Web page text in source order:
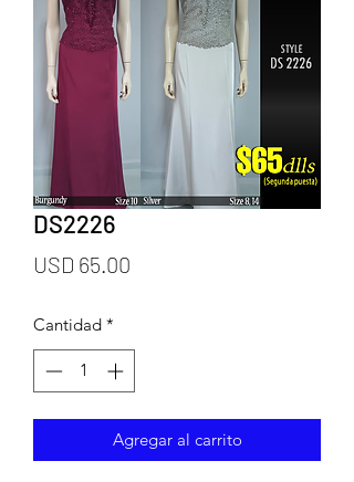
DS2226
USD 65.00
Cantidad *
Agregar al carrito